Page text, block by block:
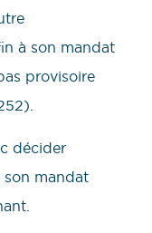
à son mandat
provisoire
décider
son mandat